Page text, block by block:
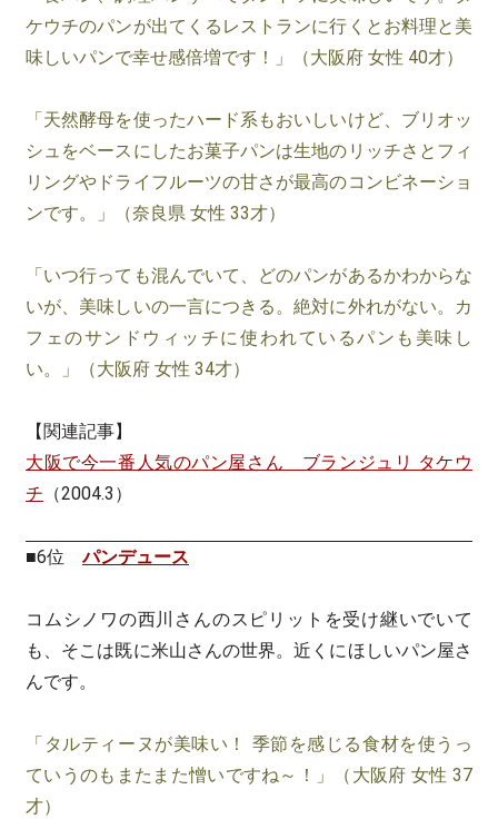
ケウチのパンが出てくるレストランに行くとお料理と美
味しいパンで幸せ感倍増です！」（大阪府 女性 40才）
「天然酵母を使ったハード系もおいしいけど、ブリオッ
シュをベースにしたお菓子パンは生地のリッチさとフィ
リングやドライフルーツの甘さが最高のコンビネーショ
ンです。」（奈良県 女性 33才）
「いつ行っても混んでいて、どのパンがあるかわからな
いが、美味しいの一言につきる。絶対に外れがない。カ
フェのサンドウィッチに使われているパンも美味し
い。」（大阪府 女性 34才）
【関連記事】
大阪で今一番人気のパン屋さん ブランジュリ タケウ
チ （2004.3）
■6位パンデュース
コムシノワの西川さんのスピリットを受け継いでいて
も、そこは既に米山さんの世界。近くにほしいパン屋さ
んです。
「タルティーヌが美味い！ 季節を感じる食材を使うっ
ていうのもまたまた憎いですね～！」（大阪府 女性 37
才）